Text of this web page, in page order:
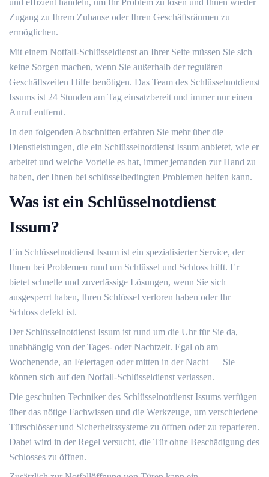
und effizient handeln, um Ihr Problem zu lösen und Ihnen wieder
Zugang zu Ihrem Zuhause oder Ihren Geschäftsräumen zu
ermöglichen.
Mit einem Notfall-Schlüsseldienst an Ihrer Seite müssen Sie sich
keine Sorgen machen, wenn Sie außerhalb der regulären
Geschäftszeiten Hilfe benötigen.​ Das Team des Schlüsselnotdienst
Issums ist 24 Stunden am Tag einsatzbereit und immer nur einen
Anruf entfernt.​
In den folgenden Abschnitten erfahren Sie mehr über die
Dienstleistungen, die ein Schlüsselnotdienst Issum anbietet, wie er
arbeitet und welche Vorteile es hat, immer jemanden zur Hand zu
haben, der Ihnen bei schlüsselbedingten Problemen helfen kann.
Was ist ein Schlüsselnotdienst
Issum?​
Ein Schlüsselnotdienst Issum ist ein spezialisierter Service, der
Ihnen bei Problemen rund um Schlüssel und Schloss hilft.​ Er
bietet schnelle und zuverlässige Lösungen, wenn Sie sich
ausgesperrt haben, Ihren Schlüssel verloren haben oder Ihr
Schloss defekt ist.​
Der Schlüsselnotdienst Issum ist rund um die Uhr für Sie da,
unabhängig von der Tages- oder Nachtzeit.​ Egal ob am
Wochenende, an Feiertagen oder mitten in der Nacht ― Sie
können sich auf den Notfall-Schlüsseldienst verlassen.
Die geschulten Techniker des Schlüsselnotdienst Issums verfügen
über das nötige Fachwissen und die Werkzeuge, um verschiedene
Türschlösser und Sicherheitssysteme zu öffnen oder zu reparieren.​
Dabei wird in der Regel versucht, die Tür ohne Beschädigung des
Schlosses zu öffnen.​